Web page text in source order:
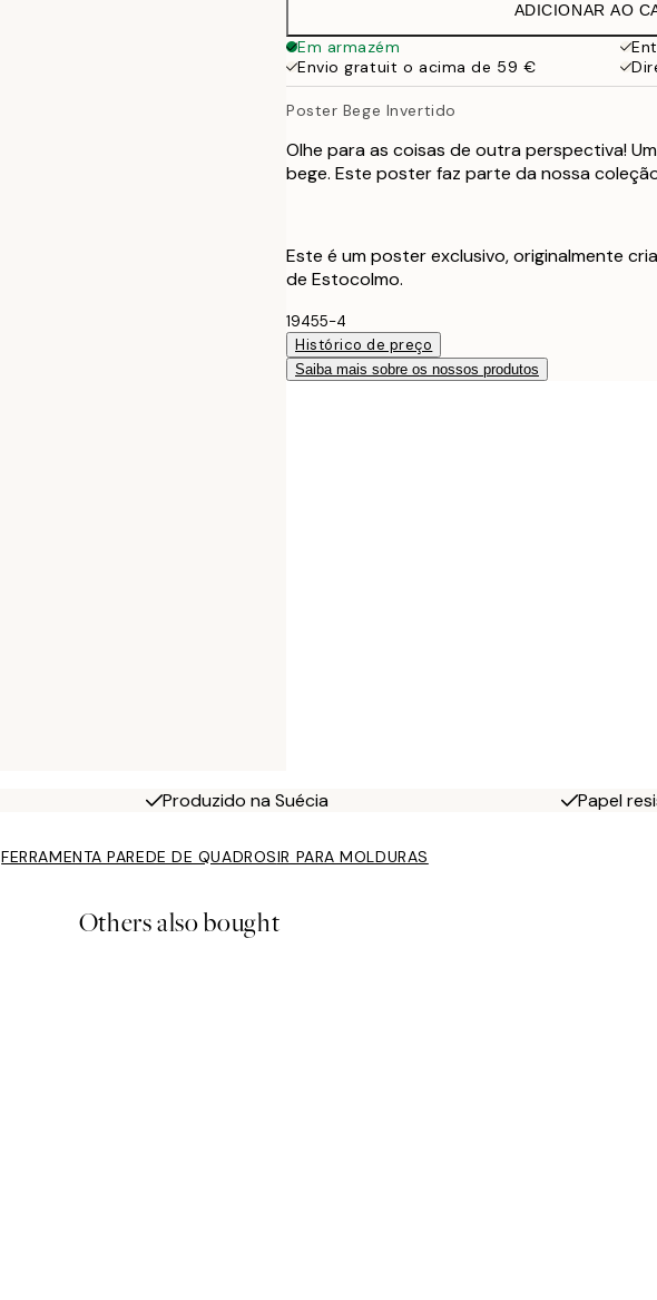
ADICIONAR AO
Em armazém
Envio gratuit o acima de 59 €
Poster Bege Invertido
Olhe para as coisas de outra perspectiva!
bege. Este poster faz parte da nossa
Este é um poster exclusivo, originalmente
de Estocolmo.
19455-4
Histórico de preço
Saiba mais sobre os nossos produtos
Produzido na Suécia Papel
FERRAMENTA PAREDE DE QUADROSIR PARA MOLDURAS
Others also bought